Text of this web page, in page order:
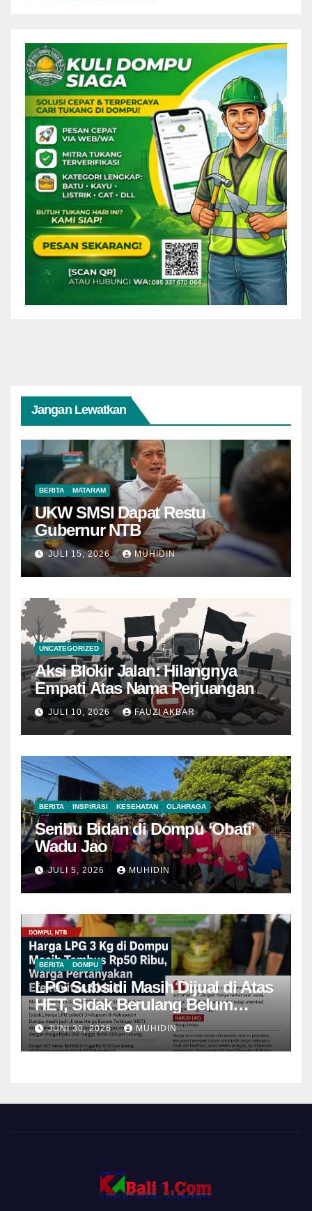
Jangan Lewatkan
BERITA MATARAM
UKW SMSI Dapat Restu
Gubernur NTB
JULI 15, 2026 MUHIDIN
UNCATEGORIZED
Aksi Blokir Jalan: Hilangnya
Empati Atas Nama Perjuangan
JULI 10, 2026 FAUZI AKBAR
BERITA INSPIRASI KESEHATAN OLAHRAGA
Seribu Bidan di Dompu ‘Obati’
Wadu Jao
JULI 5, 2026 MUHIDIN
BERITA DOMPU
LPG Subsidi Masih Dijual di Atas
HET, Sidak Berulang Belum
Mampu Menekan Harga
JUNI 30, 2026 MUHIDIN